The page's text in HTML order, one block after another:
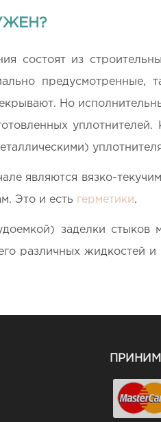
состоят из
предусмотренные,
Но
являются вязко-
Это и есть герметики.
заделки стыков
различных жидкостей